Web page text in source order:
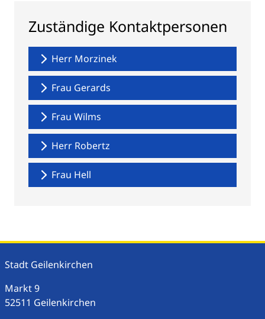
Zuständige Kontaktpersonen
Herr Morzinek
Frau Gerards
Frau Wilms
Herr Robertz
Frau Hell
Stadt Geilenkirchen
Markt9
52511 Geilenkirchen